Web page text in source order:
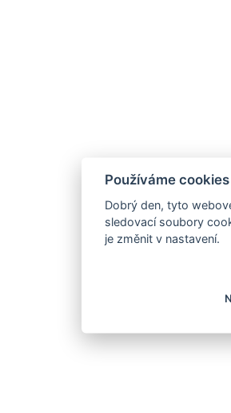
Používáme cookies
Dobrý den, tyto
sledovací soubory
je změnit v nastavení.